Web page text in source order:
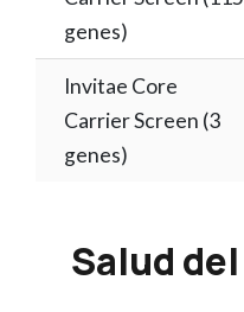
genes)
Invitae Core
Carrier Screen (3
genes)
Salud